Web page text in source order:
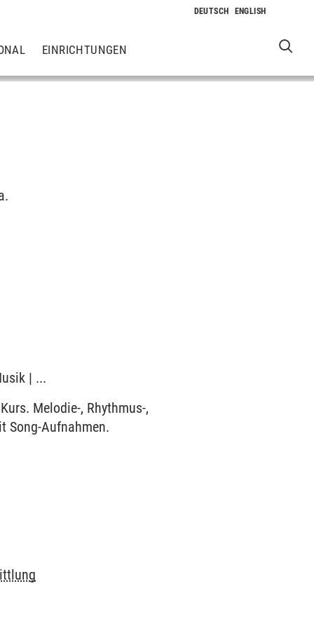
EINRICHTUNGEN
| ...
Melodie-, Rhythmus-,
Song-Aufnahmen.